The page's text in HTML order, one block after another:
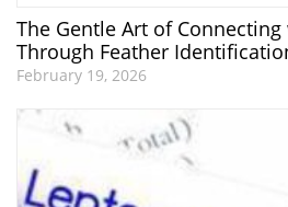
The Gentle Art of
Through Feather
February 19, 2026